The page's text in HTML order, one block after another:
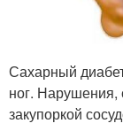
Сахарный
ног. Нарушения,
закупоркой